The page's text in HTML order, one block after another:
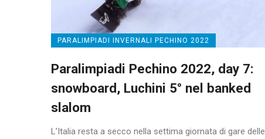
PARALIMPIADI INVERNALI PECHINO 2022
Paralimpiadi Pechino 2022, day 7:
snowboard, Luchini 5° nel banked
slalom
L’Italia resta a secco nella settima giornata di gare delle